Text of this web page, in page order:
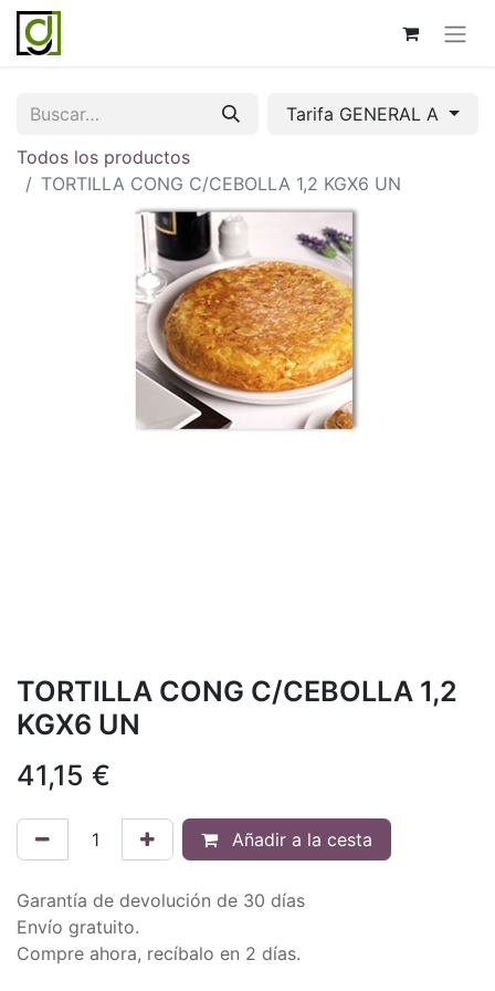
Tarifa GENERAL A
Todos los productos
TORTILLA CONG C/CEBOLLA 1,2 KGX6 UN
TORTILLA CONG C/CEBOLLA 1,2
KGX6 UN
41,15 €
Añadir a la cesta
Garantía de devolución de 30 días
Envío gratuito.
Compre ahora, recíbalo en 2 días.